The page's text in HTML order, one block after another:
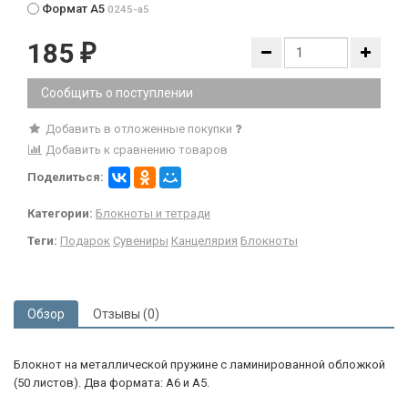
Формат А5 0245-a5
185 ₽
Сообщить о поступлении
Добавить в отложенные покупки
Добавить к сравнению товаров
Поделиться:
Категории: Блокноты и тетради
Теги: Подарок Сувениры Канцелярия Блокноты
Обзор Отзывы (0)
Блокнот на металлической пружине с ламинированной обложкой
(50 листов). Два формата: А6 и А5.